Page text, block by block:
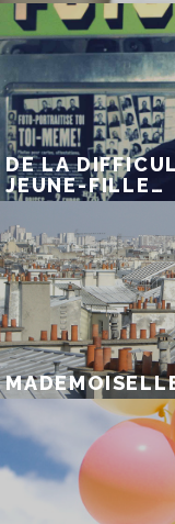
DE LA
JEUNE-FILLE…